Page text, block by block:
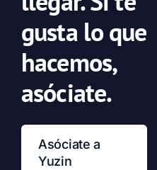
gusta lo que
hacemos,
asóciate.
Asóciate a
Yuzin